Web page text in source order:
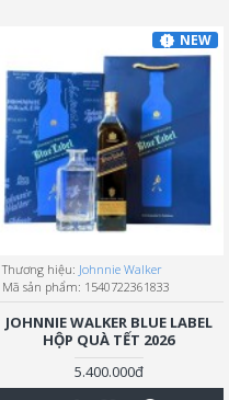
NEW
Thương hiệu: Johnnie Walker
Mã sản phẩm: 1540722361833
JOHNNIE WALKER BLUE LABEL
HỘP QUÀ TẾT 2026
5.400.000đ